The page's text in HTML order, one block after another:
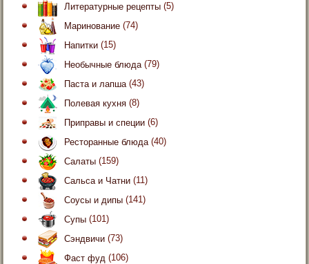
Литературные рецепты (5)
Маринование (74)
Напитки (15)
Необычные блюда (79)
Паста и лапша (43)
Полевая кухня (8)
Приправы и специи (6)
Ресторанные блюда (40)
Салаты (159)
Сальса и Чатни (11)
Соусы и дипы (141)
Супы (101)
Сэндвичи (73)
Фаст фуд (106)